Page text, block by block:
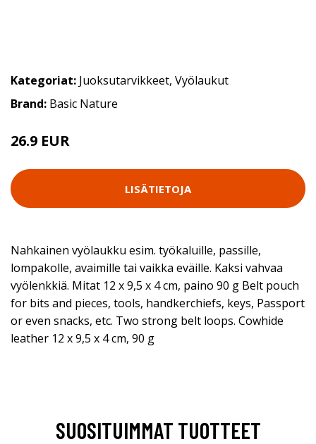
Kategoriat: Juoksutarvikkeet, Vyölaukut
Brand: Basic Nature
26.9 EUR
LISÄTIETOJA
Nahkainen vyölaukku esim. työkaluille, passille,
lompakolle, avaimille tai vaikka eväille. Kaksi vahvaa
vyölenkkiä. Mitat 12 x 9,5 x 4 cm, paino 90 g Belt pouch
for bits and pieces, tools, handkerchiefs, keys, Passport
or even snacks, etc. Two strong belt loops. Cowhide
leather 12 x 9,5 x 4 cm, 90 g
SUOSITUIMMAT TUOTTEET